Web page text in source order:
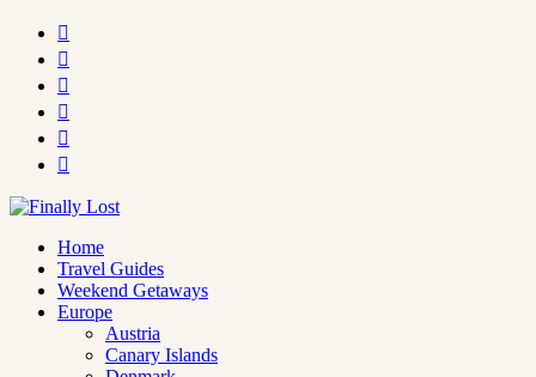






Home
Travel Guides
Weekend Getaways
Europe
Austria
Canary Islands